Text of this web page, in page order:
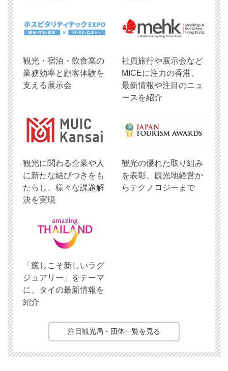
観光・宿泊・飲食業の
業務効率と顧客体験を
支える展示会
社員旅行や展示会など
MICEに注力の香港、
最新情報や注目のニュ
ースを紹介
観光に関わる企業や人
に新たな結びつきをも
たらし、様々な課題解
決を実現
観光の優れた取り組み
を表彰、観光地経営か
らテクノロジーまで
「癒しこそ新しいラグ
ジュアリー」をテーマ
に、タイの最新情報を
紹介
注目観光局・団体一覧を見る